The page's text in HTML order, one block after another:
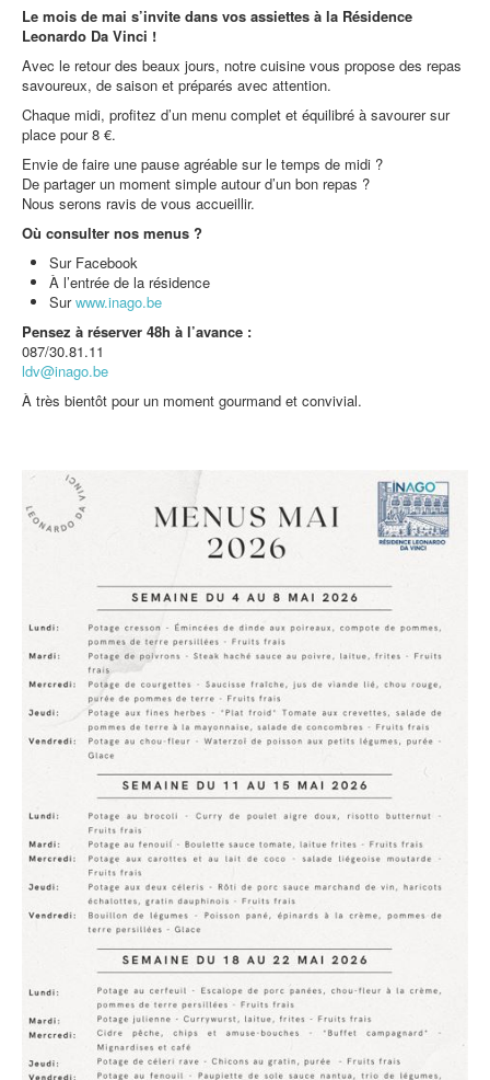
Le mois de mai s’invite dans vos assiettes à la Résidence
Leonardo Da Vinci !
Avec le retour des beaux jours, notre cuisine vous propose des repas
savoureux, de saison et préparés avec attention.
Chaque midi, profitez d’un menu complet et équilibré à savourer sur
place pour 8 €.
Envie de faire une pause agréable sur le temps de midi ?
De partager un moment simple autour d’un bon repas ?
Nous serons ravis de vous accueillir.
Où consulter nos menus ?
Sur Facebook
À l’entrée de la résidence
Surwww.inago.be
Pensez à réserver 48h à l’avance :
087/30.81.11
ldv@inago.be
À très bientôt pour un moment gourmand et convivial.